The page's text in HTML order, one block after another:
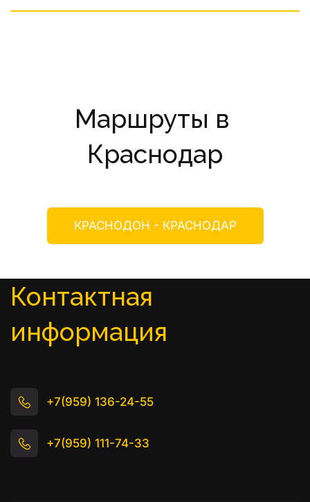
Маршруты в
Краснодар
КРАСНОДОН - КРАСНОДАР
Контактная
информация
+7(959) 136-24-55
+7(959) 111-74-33